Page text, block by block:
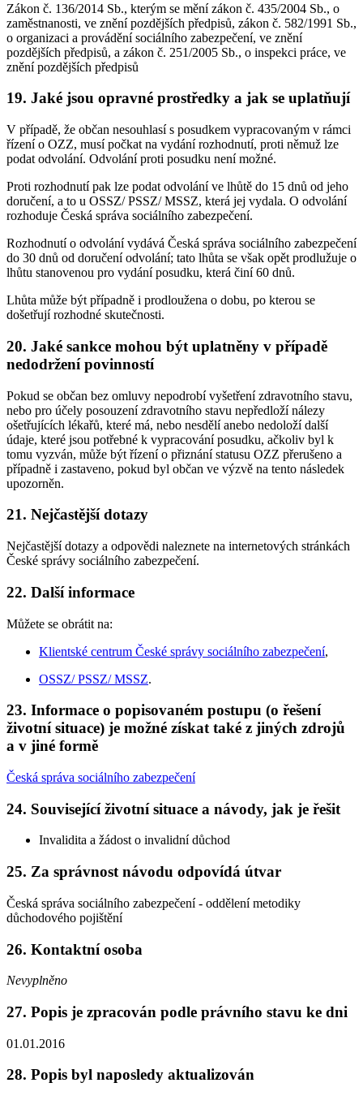
Zákon č. 136/2014 Sb., kterým se mění zákon č. 435/2004 Sb., o
zaměstnanosti, ve znění pozdějších předpisů, zákon č. 582/1991 Sb.,
o organizaci a provádění sociálního zabezpečení, ve znění
pozdějších předpisů, a zákon č. 251/2005 Sb., o inspekci práce, ve
znění pozdějších předpisů
19. Jaké jsou opravné prostředky a jak se uplatňují
V případě, že občan nesouhlasí s posudkem vypracovaným v rámci
řízení o OZZ, musí počkat na vydání rozhodnutí, proti němuž lze
podat odvolání. Odvolání proti posudku není možné.
Proti rozhodnutí pak lze podat odvolání ve lhůtě do 15 dnů od jeho
doručení, a to u OSSZ/ PSSZ/ MSSZ, která jej vydala. O odvolání
rozhoduje Česká správa sociálního zabezpečení.
Rozhodnutí o odvolání vydává Česká správa sociálního zabezpečení
do 30 dnů od doručení odvolání; tato lhůta se však opět prodlužuje o
lhůtu stanovenou pro vydání posudku, která činí 60 dnů.
Lhůta může být případně i prodloužena o dobu, po kterou se
došetřují rozhodné skutečnosti.
20. Jaké sankce mohou být uplatněny v případě
nedodržení povinností
Pokud se občan bez omluvy nepodrobí vyšetření zdravotního stavu,
nebo pro účely posouzení zdravotního stavu nepředloží nálezy
ošetřujících lékařů, které má, nebo nesdělí anebo nedoloží další
údaje, které jsou potřebné k vypracování posudku, ačkoliv byl k
tomu vyzván, může být řízení o přiznání statusu OZZ přerušeno a
případně i zastaveno, pokud byl občan ve výzvě na tento následek
upozorněn.
21. Nejčastější dotazy
Nejčastější dotazy a odpovědi naleznete na internetových stránkách
České správy sociálního zabezpečení.
22. Další informace
Můžete se obrátit na:
Klientské centrum České správy sociálního zabezpečení,
OSSZ/ PSSZ/ MSSZ.
23. Informace o popisovaném postupu (o řešení
životní situace) je možné získat také z jiných zdrojů
a v jiné formě
Česká správa sociálního zabezpečení
24. Související životní situace a návody, jak je řešit
Invalidita a žádost o invalidní důchod
25. Za správnost návodu odpovídá útvar
Česká správa sociálního zabezpečení - oddělení metodiky
důchodového pojištění
26. Kontaktní osoba
Nevyplněno
27. Popis je zpracován podle právního stavu ke dni
01.01.2016
28. Popis byl naposledy aktualizován